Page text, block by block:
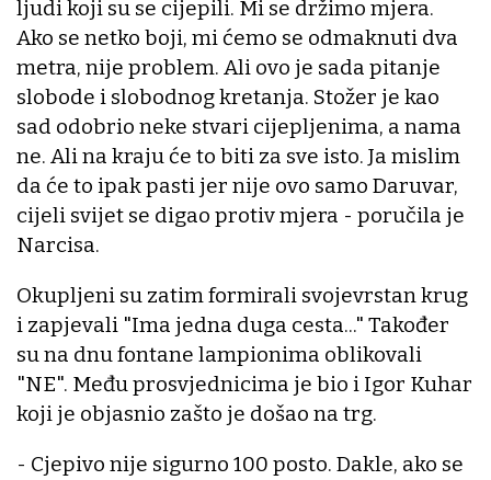
ljudi koji su se cijepili. Mi se držimo mjera.
Ako se netko boji, mi ćemo se odmaknuti dva
metra, nije problem. Ali ovo je sada pitanje
slobode i slobodnog kretanja. Stožer je kao
sad odobrio neke stvari cijepljenima, a nama
ne. Ali na kraju će to biti za sve isto. Ja mislim
da će to ipak pasti jer nije ovo samo Daruvar,
cijeli svijet se digao protiv mjera - poručila je
Narcisa.
Okupljeni su zatim formirali svojevrstan krug
i zapjevali "Ima jedna duga cesta..." Također
su na dnu fontane lampionima oblikovali
"NE". Među prosvjednicima je bio i Igor Kuhar
koji je objasnio zašto je došao na trg.
- Cjepivo nije sigurno 100 posto. Dakle, ako se